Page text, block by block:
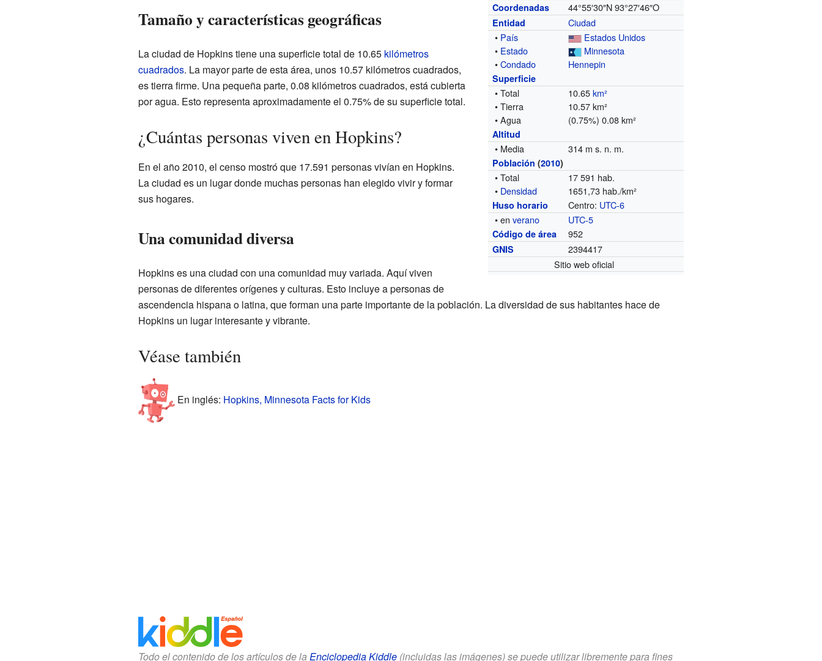
Coordenadas 44°55′30″N 93°27′46″O
Entidad
Ciudad
• País
Estados Unidos
• Estado
Minnesota
•Condado Hennepin
Superficie
• Total 10.65km²
• Tierra
10.57 km²
• Agua
(0.75%) 0.08 km²
Altitud
• Media 314 m s. n. m.
Población (2010)
• Total
17 591 hab.
• Densidad 1651,73 hab./km²
Huso horario Centro: UTC-6
• enverano UTC-5
Código de área 952
GNIS
2394417
Sitio web oficial
Tamaño y características geográficas
La ciudad de Hopkins tiene una superficie total de 10.65 kilómetros
cuadrados. La mayor parte de esta área, unos 10.57 kilómetros cuadrados,
es tierra firme. Una pequeña parte, 0.08 kilómetros cuadrados, está cubierta
por agua. Esto representa aproximadamente el 0.75% de su superficie total.
¿Cuántas personas viven en Hopkins?
En el año 2010, el censo mostró que 17.591 personas vivían en Hopkins.
La ciudad es un lugar donde muchas personas han elegido vivir y formar
sus hogares.
Una comunidad diversa
Hopkins es una ciudad con una comunidad muy variada. Aquí viven
personas de diferentes orígenes y culturas. Esto incluye a personas de
ascendencia hispana o latina, que forman una parte importante de la población. La diversidad de sus habitantes hace de
Hopkins un lugar interesante y vibrante.
Véase también
En inglés: Hopkins, Minnesota Facts for Kids
Todo el contenido de los artículos de la Enciclopedia Kiddle(incluidas las imágenes) se puede utilizar libremente para fines